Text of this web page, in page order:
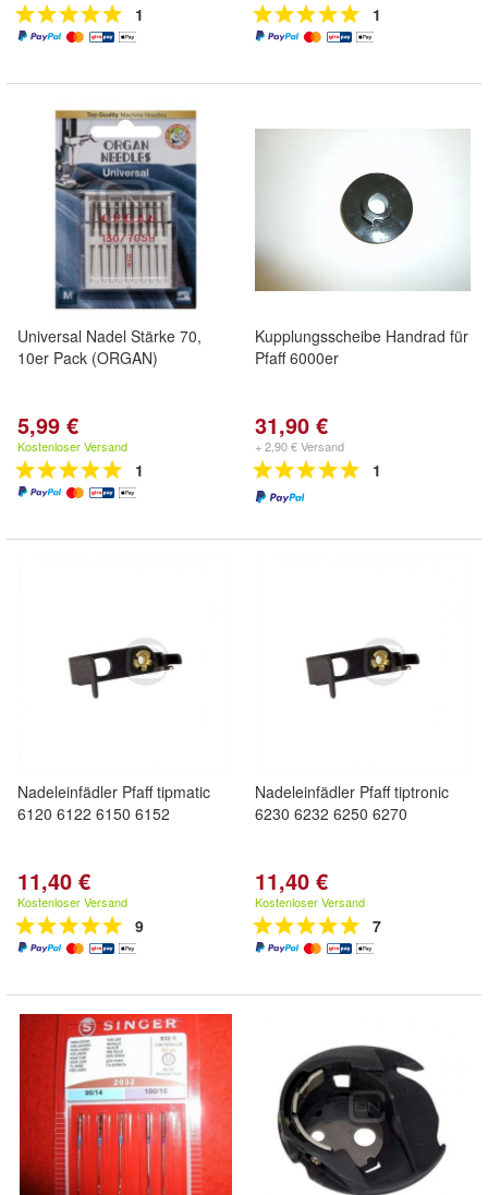
1 1
Universal Nadel Stärke 70,
10er Pack (ORGAN)
5,99 €
Kostenloser Versand
1
Kupplungsscheibe Handrad für
Pfaff 6000er
31,90 €
+ 2,90 € Versand
1
Nadeleinfädler Pfaff tipmatic
6120 6122 6150 6152
11,40 €
Kostenloser Versand
9
Nadeleinfädler Pfaff tiptronic
6230 6232 6250 6270
11,40 €
Kostenloser Versand
7